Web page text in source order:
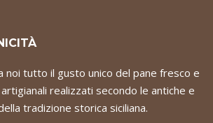
noi tutto il gusto unico del pane fresco e
realizzati secondo le antiche e
tradizione storica siciliana.